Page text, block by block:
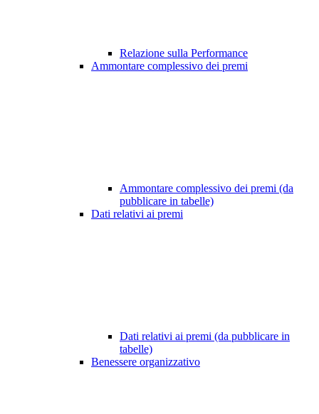
Relazione sulla Performance
Ammontare complessivo dei premi
Ammontare complessivo dei premi (da
pubblicare in tabelle)
Dati relativi ai premi
Dati relativi ai premi (da pubblicare in
tabelle)
Benessere organizzativo